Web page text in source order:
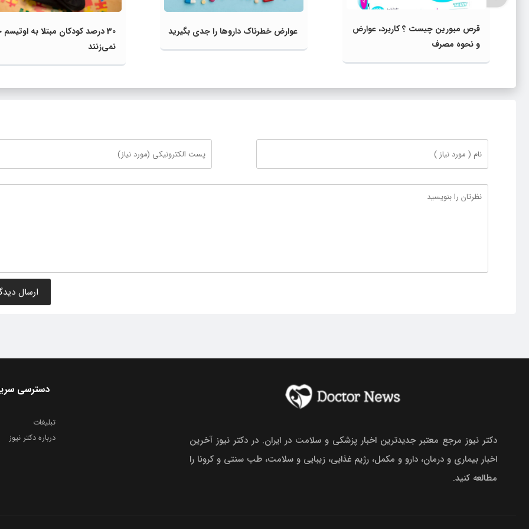
قرص مبورین چیست ؟ کاربرد، عوارض
و نحوه مصرف
عوارض خطرناک داروها را جدی بگیرید
30 درصد کودکان مبتلا به
نمی‌زنند
دکتر نیوز مرجع معتبر جدیدترین اخبار پزشکی و سلامت در ایران. در دکتر نیوز آخرین
اخبار بیماری و درمان، دارو و مکمل، رژیم غذایی، زیبایی و سلامت، طب سنتی و کرونا را
مطالعه کنید.
دسترسی
تبلیغات
درباره دکتر نیوز